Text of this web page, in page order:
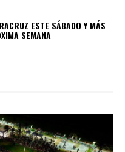
ESTE SÁBADO Y MÁS
SEMANA